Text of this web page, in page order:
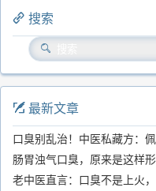
搜索
最新文章
口臭别乱治！中医私藏方：
肠胃浊气口臭，原来是这样
老中医直言：口臭不是上火